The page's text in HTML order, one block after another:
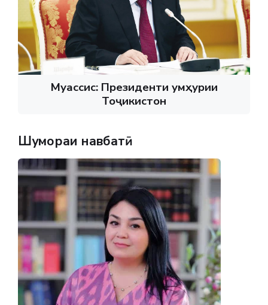
Муассис: Президенти Ҷумҳурии
Тоҷикистон
Шумораи навбатӣ